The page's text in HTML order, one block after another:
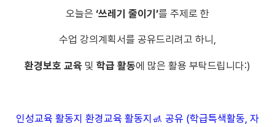
오늘은 ‘쓰레기 줄이기’를 주제로 한
수업 강의계획서를 공유드리려고 하니,
환경보호 교육 및 학급 활동에 많은 활용 부탁드립니다:)
인성교육 활동지 환경교육 활동지🚮 공유 (학급특색활동, 자